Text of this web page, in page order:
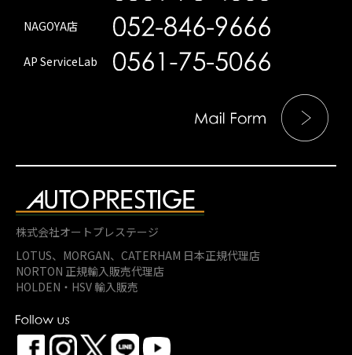
NAGOYA店
AP ServiceLab
株式会社オートプレステージ
LOTUS、MORGAN、 CATERHAM 日本正規代理店
NORTON 正規輸入販売代理店
HOLDEN・HSV 輸入販売